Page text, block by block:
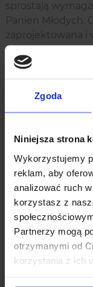
Zgoda
Niniejsza strona
Wykorzystujemy
reklam, aby
analizować ruch
korzystasz z
Partnerzy mogą
otrzymanymi od
korzystania z ich
sprostają
Panien Młodych.
zaprojektowana i
osobiście. Jest
stworzenia
Długość
Zobacz